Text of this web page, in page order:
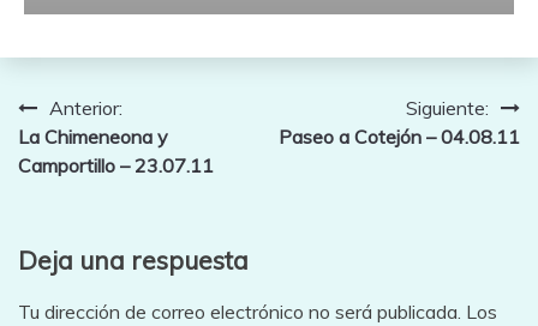
Navegación
de
Anterior:
La Chimeneona y
Camportillo – 23.07.11
Siguiente:
Paseo a Cotejón – 04.08.11
Deja una respuesta
Tu dirección de correo electrónico no será publicada. Los